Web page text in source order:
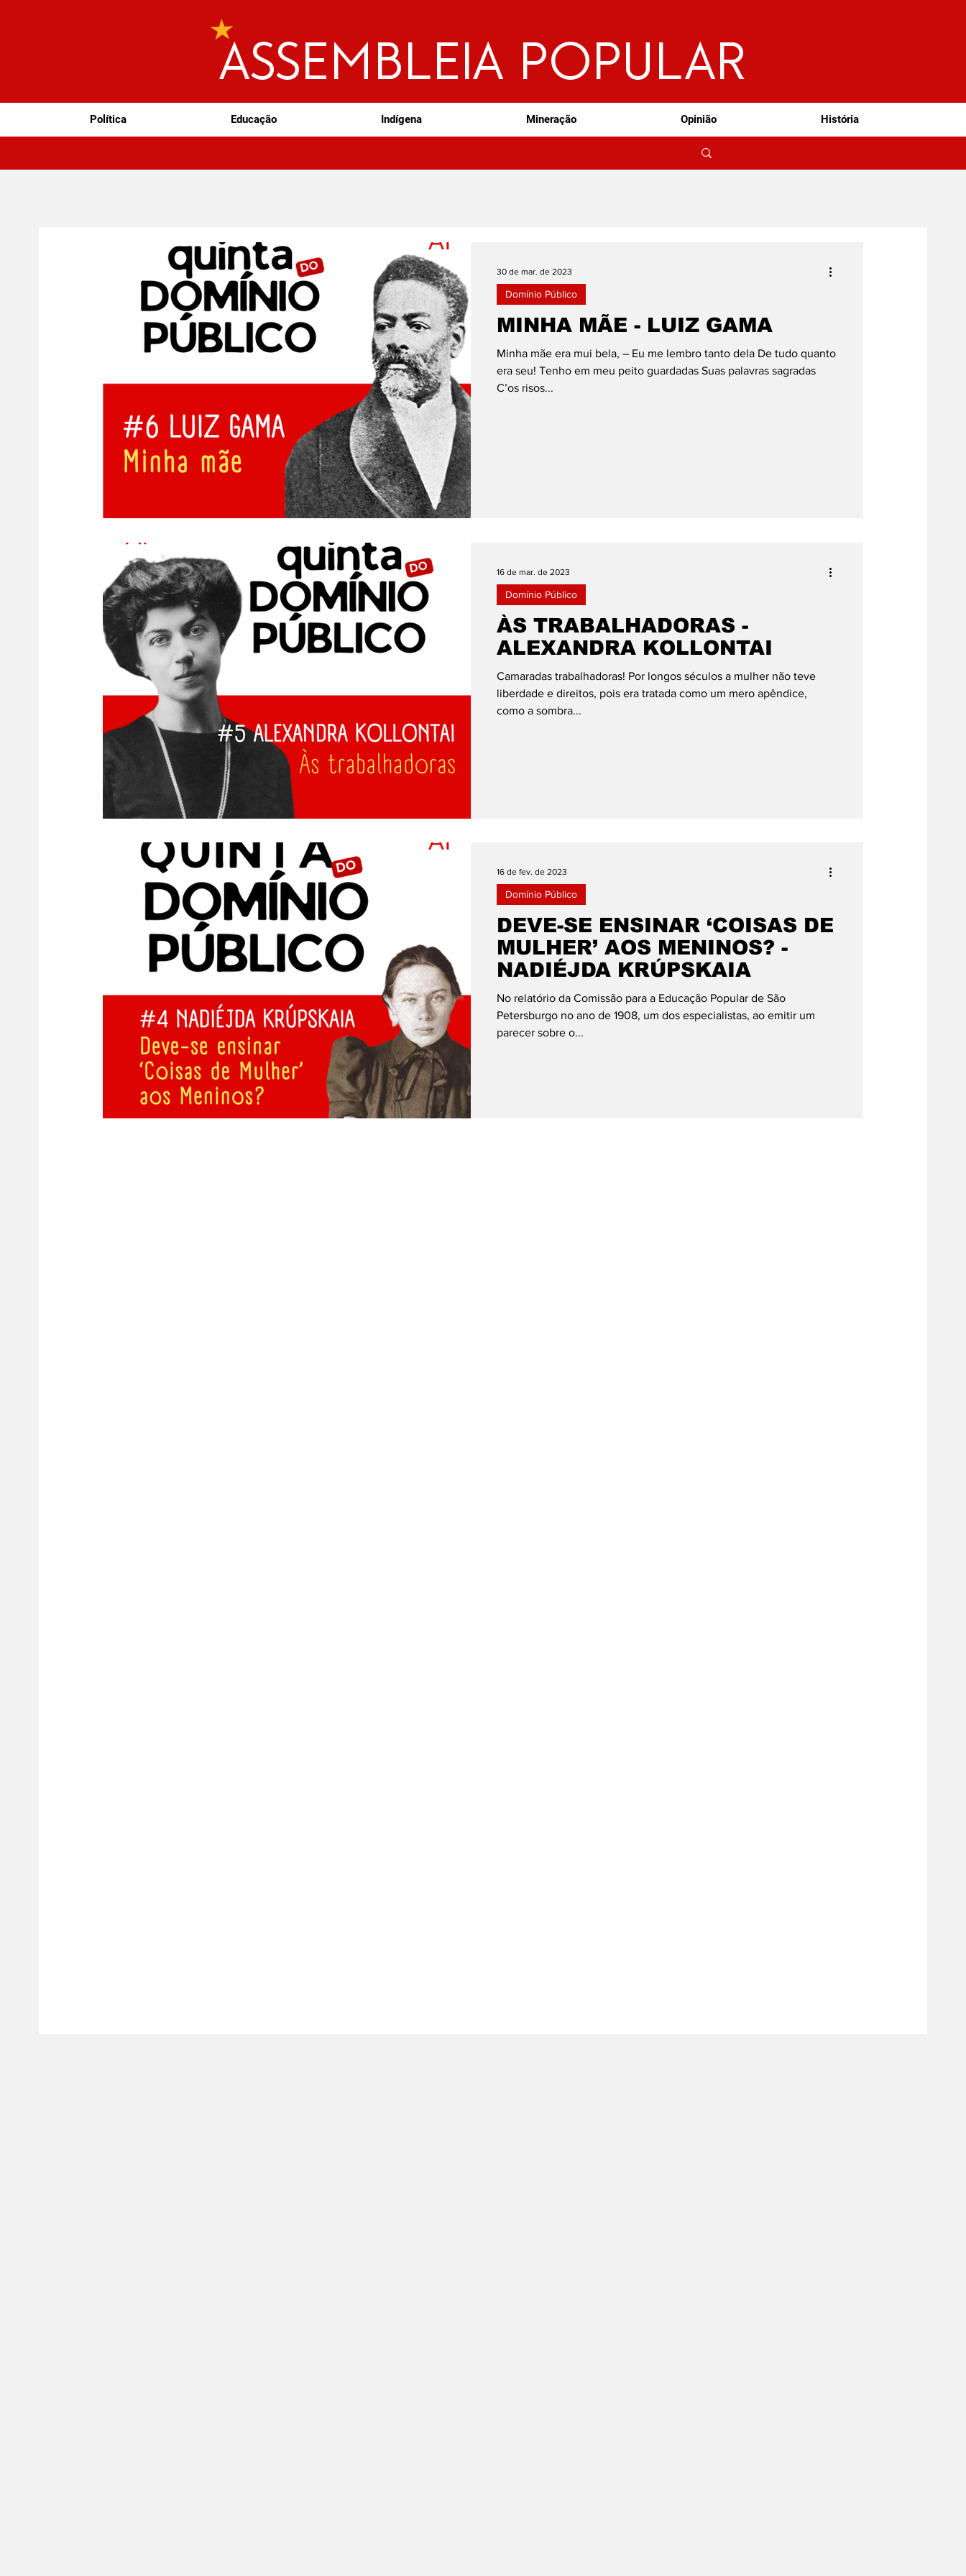
ASSEMBLEIA POPULAR
Política Educação Indígena Mineração Opinião História
MINHA MÃE - LUIZ GAMA
Minha mãe era mui bela, – Eu me lembro tanto dela De tudo quanto
era seu! Tenho em meu peito guardadas Suas palavras sagradas
C’os risos...
Domínio Público
30 de mar. de 2023
ÀS TRABALHADORAS -
ALEXANDRA KOLLONTAI
Camaradas trabalhadoras! Por longos séculos a mulher não teve
liberdade e direitos, pois era tratada como um mero apêndice,
como a sombra...
Domínio Público
16 de mar. de 2023
DEVE-SE ENSINAR ‘COISAS DE
MULHER’ AOS MENINOS? -
NADIÉJDA KRÚPSKAIA
No relatório da Comissão para a Educação Popular de São
Petersburgo no ano de 1908, um dos especialistas, ao emitir um
parecer sobre o...
Domínio Público
16 de fev. de 2023